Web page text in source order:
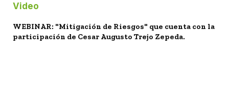
Video
WEBINAR: "Mitigación de Riesgos" que cuenta con la
participación de Cesar Augusto Trejo Zepeda.